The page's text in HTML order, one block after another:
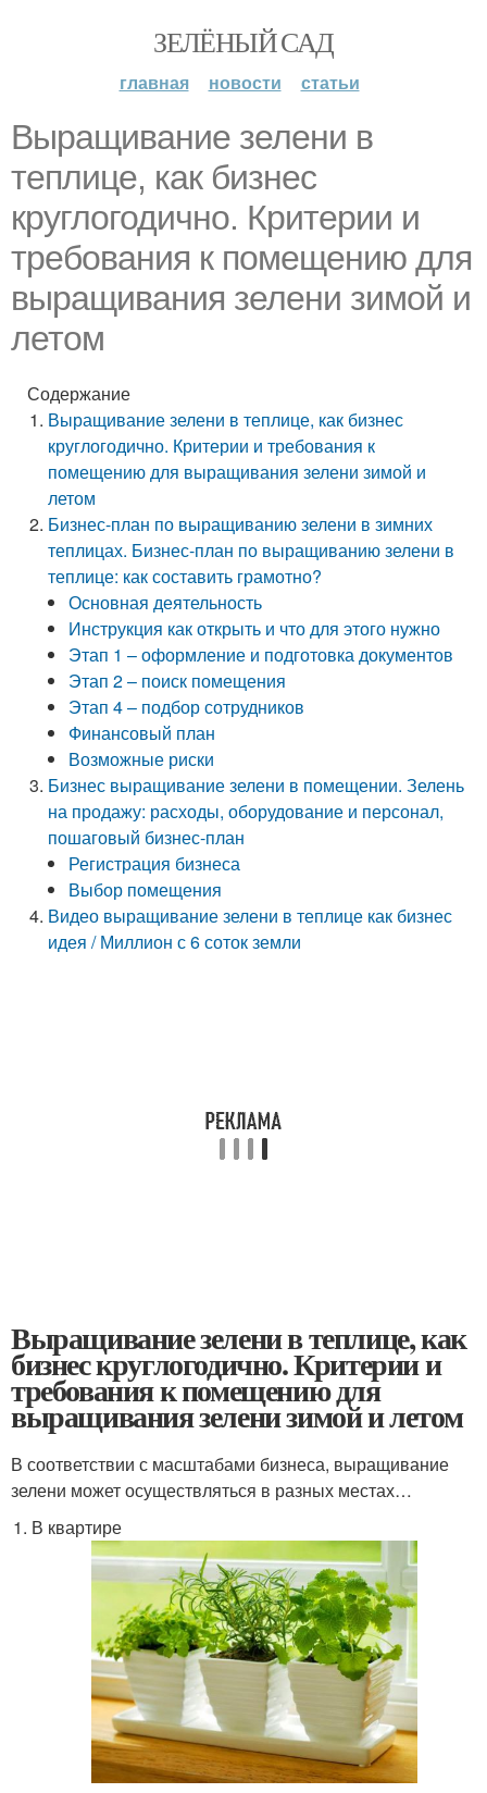
ЗЕЛЁНЫЙ САД
главная новости статьи
Выращивание зелени в
теплице, как бизнес
круглогодично. Критерии и
требования к помещению для
выращивания зелени зимой и
летом
Содержание
Выращивание зелени в теплице, как бизнес
круглогодично. Критерии и требования к
помещению для выращивания зелени зимой и
летом
Бизнес-план по выращиванию зелени в зимних
теплицах. Бизнес-план по выращиванию зелени в
теплице: как составить грамотно?
Основная деятельность
Инструкция как открыть и что для этого нужно
Этап 1 – оформление и подготовка документов
Этап 2 – поиск помещения
Этап 4 – подбор сотрудников
Финансовый план
Возможные риски
Бизнес выращивание зелени в помещении. Зелень
на продажу: расходы, оборудование и персонал,
пошаговый бизнес-план
Регистрация бизнеса
Выбор помещения
Видео выращивание зелени в теплице как бизнес
идея / Миллион с 6 соток земли
Выращивание зелени в теплице, как
бизнес круглогодично. Критерии и
требования к помещению для
выращивания зелени зимой и летом
В соответствии с масштабами бизнеса, выращивание
зелени может осуществляться в разных местах…
В квартире